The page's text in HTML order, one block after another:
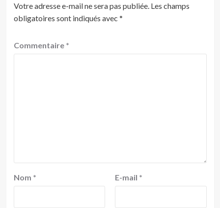
Votre adresse e-mail ne sera pas publiée. Les champs
obligatoires sont indiqués avec *
Commentaire *
Nom * E-mail *